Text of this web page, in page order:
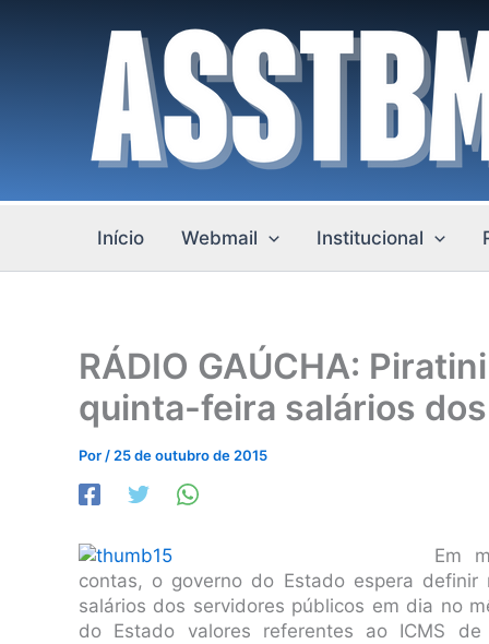
Início Webmail Institucional
RÁDIO GAÚCHA:
quinta-feira salários
Por / 25 de outubro de 2015
Em
contas, o governo do Estado espera
salários dos servidores públicos em dia no
do Estado valores referentes ao ICMS